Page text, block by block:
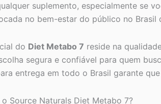
suplemento, especialmente se
no bem-estar do público no
do Diet Metabo 7 reside na
segura e confiável para quem
entrega em todo o Brasil garante
Source Naturals Diet Metabo 7?